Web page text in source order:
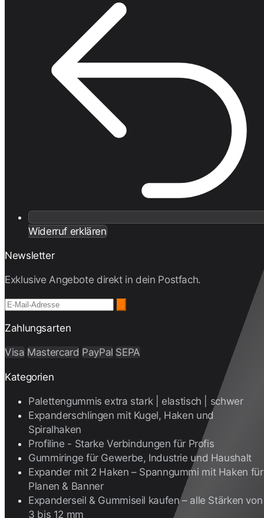
Widerruf erklären
Newsletter
Exklusive Angebote direkt in dein Postfach.
Zahlungsarten
Visa Mastercard PayPal SEPA
Kategorien
Palettengummis extra stark | elastisch | schwer
Expanderschlingen mit Kugel, Haken und
Spiralhaken
Profiline - Starke Verbindungen für Profis
Gummiringe für Gewerbe, Industrie und Haushalt
Expander mit 2 Haken – Spanngummi mit Haken für
Planen & Banner
Expanderseil & Gummiseil kaufen – alle Stärken von
3 bis 12 mm